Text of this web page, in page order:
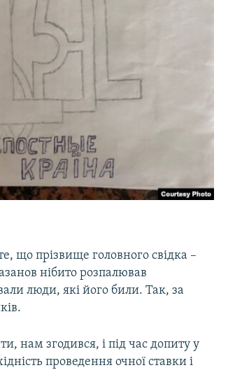
що прізвище головного свідка –
нібито розпалював
люди, які його били. Так, за
нам згодився, і під час допиту у
проведення очної ставки і